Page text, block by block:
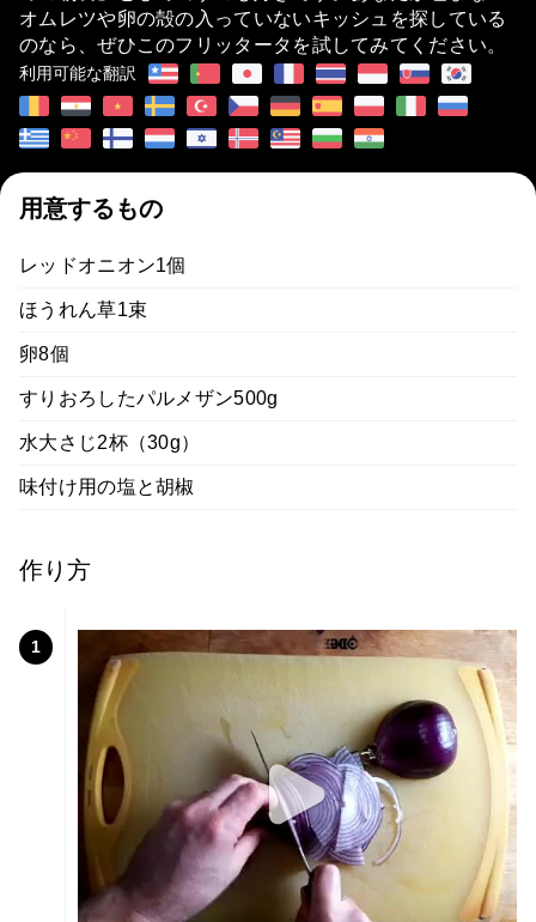
オムレツや卵の殻の入っていないキッシュを探している
のなら、ぜひこのフリッタータを試してみてください。
利用可能な翻訳
用意するもの
レッドオニオン1個
ほうれん草1束
卵8個
すりおろしたパルメザン500g
水大さじ2杯（30g）
味付け用の塩と胡椒
作り方
1